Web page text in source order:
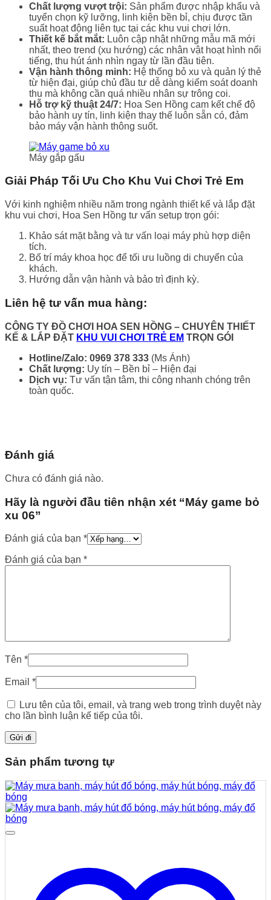
Chất lượng vượt trội: Sản phẩm được nhập khẩu và
tuyển chọn kỹ lưỡng, linh kiện bền bỉ, chịu được tần
suất hoạt động liên tục tại các khu vui chơi lớn.
Thiết kế bắt mắt: Luôn cập nhật những mẫu mã mới
nhất, theo trend (xu hướng) các nhân vật hoạt hình nổi
tiếng, thu hút ánh nhìn ngay từ lần đầu tiên.
Vận hành thông minh: Hệ thống bỏ xu và quản lý thẻ
từ hiện đại, giúp chủ đầu tư dễ dàng kiểm soát doanh
thu mà không cần quá nhiều nhân sự trông coi.
Hỗ trợ kỹ thuật 24/7: Hoa Sen Hồng cam kết chế độ
bảo hành uy tín, linh kiện thay thế luôn sẵn có, đảm
bảo máy vận hành thông suốt.
Máy gắp gấu
Giải Pháp Tối Ưu Cho Khu Vui Chơi Trẻ Em
Với kinh nghiệm nhiều năm trong ngành thiết kế và lắp đặt
khu vui chơi, Hoa Sen Hồng tư vấn setup trọn gói:
Khảo sát mặt bằng và tư vấn loại máy phù hợp diện
tích.
Bố trí máy khoa học để tối ưu luồng di chuyển của
khách.
Hướng dẫn vận hành và bảo trì định kỳ.
Liên hệ tư vấn mua hàng:
CÔNG TY ĐỒ CHƠI HOA SEN HỒNG – CHUYÊN THIẾT
KẾ & LẮP ĐẶT KHU VUI CHƠI TRẺ EM TRỌN GÓI
Hotline/Zalo: 0969 378 333 (Ms Ánh)
Chất lượng: Uy tín – Bền bỉ – Hiện đại
Dịch vụ: Tư vấn tận tâm, thi công nhanh chóng trên
toàn quốc.
Đánh giá
Chưa có đánh giá nào.
Hãy là người đầu tiên nhận xét “Máy game bỏ
xu 06”
Đánh giá của bạn *
Đánh giá của bạn *
Tên *
Email *
Lưu tên của tôi, email, và trang web trong trình duyệt này
cho lần bình luận kế tiếp của tôi.
Sản phẩm tương tự